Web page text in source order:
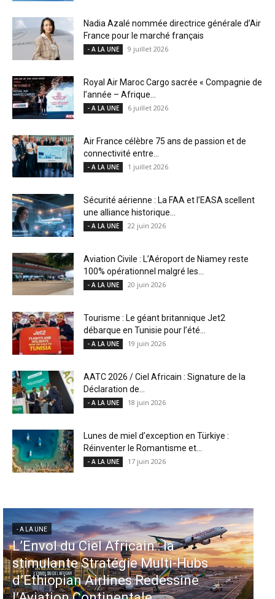
Nadia Azalé nommée directrice générale d’Air
France pour le marché français
- A LA UNE 9 juillet 2026
Royal Air Maroc Cargo sacrée « Compagnie de
l’année – Afrique...
- A LA UNE 6 juillet 2026
Air France célèbre 75 ans de passion et de
connectivité entre...
- A LA UNE 1 juillet 2026
Sécurité aérienne : La FAA et l’EASA scellent
une alliance historique...
- A LA UNE 22 juin 2026
Aviation Civile : L’Aéroport de Niamey reste
100% opérationnel malgré les...
- A LA UNE 20 juin 2026
Tourisme : Le géant britannique Jet2
débarque en Tunisie pour l’été...
- A LA UNE 19 juin 2026
AATC 2026 / Ciel Africain : Signature de la
Déclaration de...
- A LA UNE 18 juin 2026
Lunes de miel d’exception en Türkiye :
Réinventer le Romantisme et...
- A LA UNE 17 juin 2026
- A LA UNE
Aéroports US : les États-Unis
injectent 870 millions de dollars
dans 339 projets, Los Angeles et